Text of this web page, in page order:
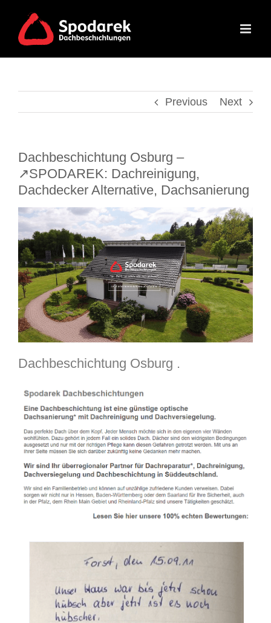
content
Previous Next
Dachbeschichtung Osburg –
↗️SPODAREK: Dachreinigung,
Dachdecker Alternative, Dachsanierung
Dachbeschichtung Osburg .